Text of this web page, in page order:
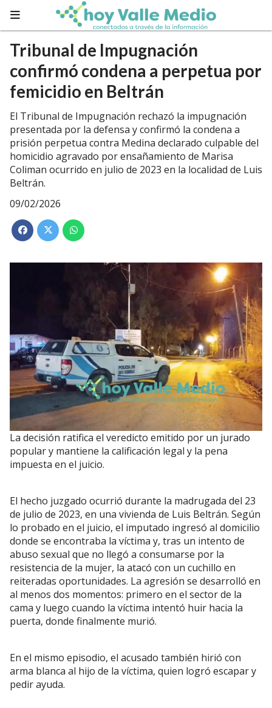
Tribunal de Impugnación
confirmó condena a perpetua por
femicidio en Beltrán
El Tribunal de Impugnación rechazó la impugnación
presentada por la defensa y confirmó la condena a
prisión perpetua contra Medina declarado culpable del
homicidio agravado por ensañamiento de Marisa
Coliman ocurrido en julio de 2023 en la localidad de Luis
Beltrán.
09/02/2026
La decisión ratifica el veredicto emitido por un jurado
popular y mantiene la calificación legal y la pena
impuesta en el juicio.
El hecho juzgado ocurrió durante la madrugada del 23
de julio de 2023, en una vivienda de Luis Beltrán. Según
lo probado en el juicio, el imputado ingresó al domicilio
donde se encontraba la víctima y, tras un intento de
abuso sexual que no llegó a consumarse por la
resistencia de la mujer, la atacó con un cuchillo en
reiteradas oportunidades. La agresión se desarrolló en
al menos dos momentos: primero en el sector de la
cama y luego cuando la víctima intentó huir hacia la
puerta, donde finalmente murió.
En el mismo episodio, el acusado también hirió con
arma blanca al hijo de la víctima, quien logró escapar y
pedir ayuda.